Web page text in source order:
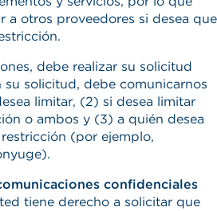
a otros proveedores si desea que
debe realizar su solicitud
su solicitud, debe comunicarnos
limitar, (2) si desea limitar
o ambos y (3) a quién desea
(por ejemplo,
confidenciales
tiene derecho a solicitar que